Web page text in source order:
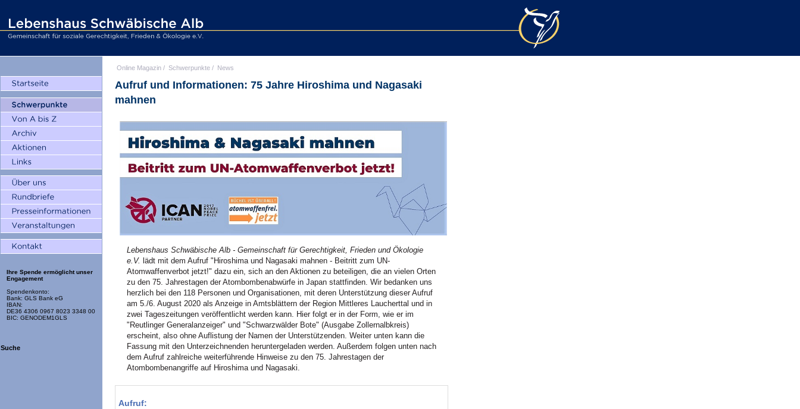
Ihre Spende ermöglicht unser
Engagement
Spendenkonto:
Bank: GLS Bank eG
IBAN:
DE36 4306 0967 8023 3348 00
BIC: GENODEM1GLS
Suche
Online Magazin / Schwerpunkte / News
Aufruf und Informationen: 75 Jahre Hiroshima und Nagasaki
mahnen
Lebenshaus Schwäbische Alb - Gemeinschaft für Gerechtigkeit, Frieden und Ökologie
e.V. lädt mit dem Aufruf "Hiroshima und Nagasaki mahnen - Beitritt zum UN-
Atomwaffenverbot jetzt!" dazu ein, sich an den Aktionen zu beteiligen, die an vielen Orten
zu den 75. Jahrestagen der Atombombenabwürfe in Japan stattfinden. Wir bedanken uns
herzlich bei den 118 Personen und Organisationen, mit deren Unterstützung dieser Aufruf
am 5./6. August 2020 als Anzeige in Amtsblättern der Region Mittleres Laucherttal und in
zwei Tageszeitungen veröffentlicht werden kann. Hier folgt er in der Form, wie er im
"Reutlinger Generalanzeiger" und "Schwarzwälder Bote" (Ausgabe Zollernalbkreis)
erscheint, also ohne Auflistung der Namen der Unterstützenden. Weiter unten kann die
Fassung mit den Unterzeichnenden heruntergeladen werden. Außerdem folgen unten nach
dem Aufruf zahlreiche weiterführende Hinweise zu den 75. Jahrestagen der
Atombombenangriffe auf Hiroshima und Nagasaki.
Aufruf: